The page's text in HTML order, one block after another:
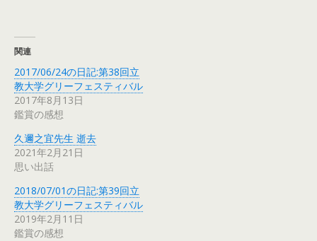
関連
2017/06/24の日記:第38回立
教大学グリーフェスティバル
2017年8月13日
鑑賞の感想
久邇之宜先生 逝去
2021年2月21日
思い出話
2018/07/01の日記:第39回立
教大学グリーフェスティバル
2019年2月11日
鑑賞の感想